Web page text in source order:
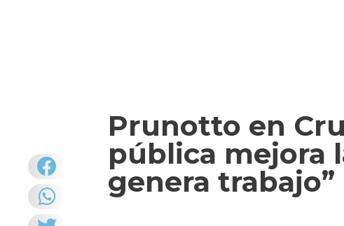
Prunotto en
pública mejora
genera trabajo”